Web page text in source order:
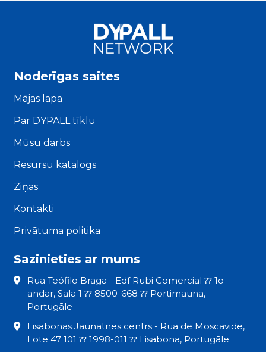
Noderīgas saites
Mājas lapa
Par DYPALL tīklu
Mūsu darbs
Resursu katalogs
Ziņas
Kontakti
Privātuma politika
Sazinieties ar mums
Rua Teófilo Braga - Edf Rubi Comercial ⁇ 1o
andar, Sala 1 ⁇ 8500-668 ⁇ Portimauna,
Portugāle
Lisabonas Jaunatnes centrs - Rua de Moscavide,
Lote 47 101 ⁇ 1998-011 ⁇ Lisabona, Portugāle